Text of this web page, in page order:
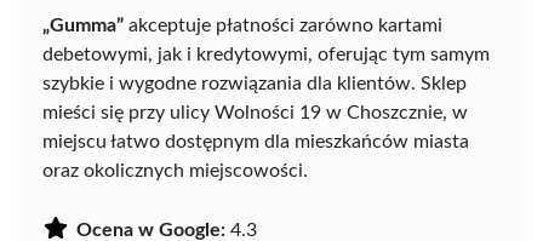
„Gumma” akceptuje płatności zarówno kartami
debetowymi, jak i kredytowymi, oferując tym samym
szybkie i wygodne rozwiązania dla klientów. Sklep
mieści się przy ulicy Wolności 19 w Choszcznie, w
miejscu łatwo dostępnym dla mieszkańców miasta
oraz okolicznych miejscowości.
Ocena w Google: 4.3